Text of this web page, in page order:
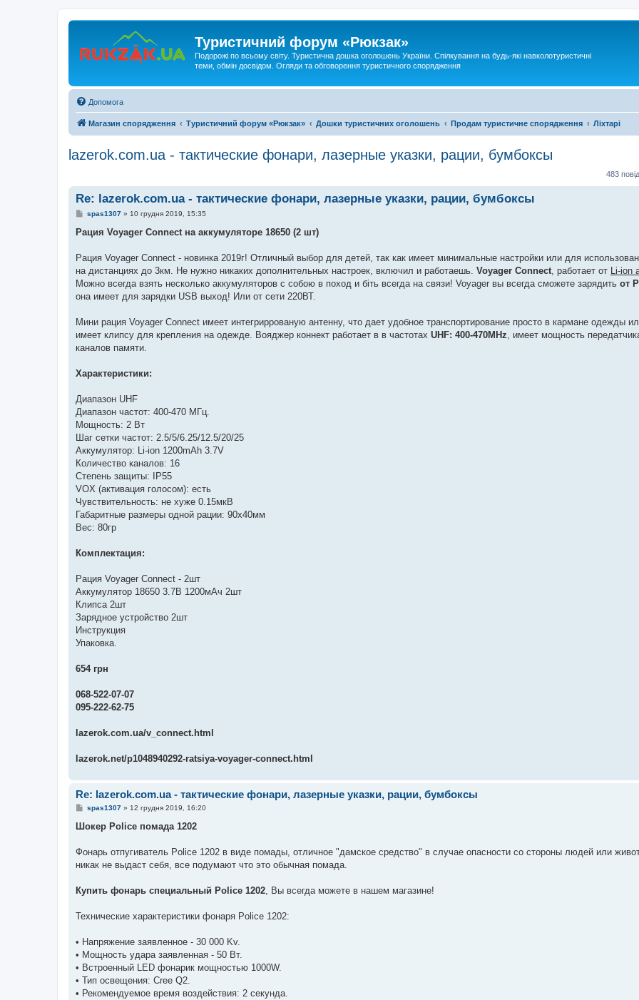
Туристичний форум «Рюкзак»
Подорожі по всьому світу. Туристична дошка оголошень України. Спілкування на будь-які навколотуристичні
теми, обмін досвідом. Огляди та обговорення туристичного спорядження
Допомога
Магазин спорядження Туристичний форум «Рюкзак» Дошки туристичних оголошень Продам туристичне спорядження Ліхтарі
lazerok.com.ua - тактические фонари, лазерные указки, рации, бумбоксы
483
Re: lazerok.com.ua - тактические фонари, лазерные указки, рации, бумбоксы
П
в
о
л
е
н
spas1307» 10 грудня 2019, 15:35
Рация Voyager Connect на аккумуляторе 18650 (2 шт)
Рация Voyager Connect - новинка 2019г! Отличный выбор для детей, так как имеет минимальные настройки или для
на дистанциях до 3км. Не нужно никаких дополнительных настроек, включил и работаешь. Voyager Connect , работает от Li-ion
Можно всегда взять несколько аккумуляторов с собою в поход и біть всегда на связи! Voyager вы всегда сможете зарядить от
она имеет для зарядки USB выход! Или от сети 220ВТ.
Мини рация Voyager Connect имеет интегриррованую антенну, что дает удобное транспортирование просто в кармане одежды
имеет клипсу для крепления на одежде. Вояджер коннект работает в в частотах UHF: 400-470MHz , имеет мощность
каналов памяти.
Характеристики:
Диапазон UHF
Диапазон частот: 400-470 МГц.
Мощность: 2 Вт
Шаг сетки частот: 2.5/5/6.25/12.5/20/25
Аккумулятор: Li-ion 1200mAh 3.7V
Количество каналов: 16
Cтепень защиты: IP55
VOX (активация голосом): есть
Чувствительность: не хуже 0.15мкВ
Габаритные размеры одной рации: 90х40мм
Вес: 80гр
Комплектация:
Рация Voyager Connect - 2шт
Аккумулятор 18650 3.7В 1200мАч 2шт
Клипса 2шт
Зарядное устройство 2шт
Инструкция
Упаковка.
654 грн
068-522-07-07
095-222-62-75
lazerok.com.ua/v_connect.html
lazerok.net/p1048940292-ratsiya-voyager-connect.html
Re: lazerok.com.ua - тактические фонари, лазерные указки, рации, бумбоксы
П
в
о
л
н
spas1307» 12 грудня 2019, 16:20
Шокер Police помада 1202
Фонарь отпугиватель Police 1202 в виде помады, отличное "дамское средство" в случае опасности со стороны людей или
никак не выдаст себя, все подумают что это обычная помада.
Купить фонарь специальный Police 1202, Вы всегда можете в нашем магазине!
Технические характеристики фонаря Police 1202:
• Напряжение заявленное - 30 000 Kv.
• Мощность удара заявленная - 50 Вт.
• Встроенный LED фонарик мощностью 1000W.
• Тип освещения: Cree Q2.
• Рекомендуемое время воздействия: 2 секунда.